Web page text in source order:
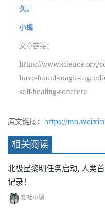
久。
小编
文章链接：
https://www.science.org/
have-found-magic-
self-healing-concrete
原文链接： https://
相关阅读
北极星黎明任务启动, 人类
记录！
知社小编